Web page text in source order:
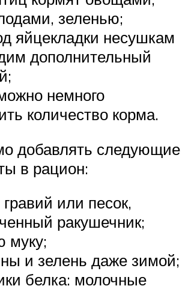
зеленью;
яйцекладки несушкам
дополнительный
немного
количество корма.
добавлять следующие
в рацион:
или песок,
ракушечник;
муку;
и зелень даже зимой;
белка: молочные